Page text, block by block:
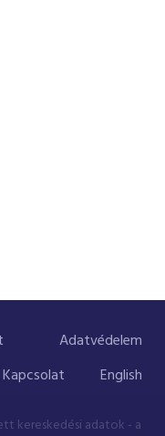
Adatvédelem
Kapcsolat English
kereskedési adatok - a